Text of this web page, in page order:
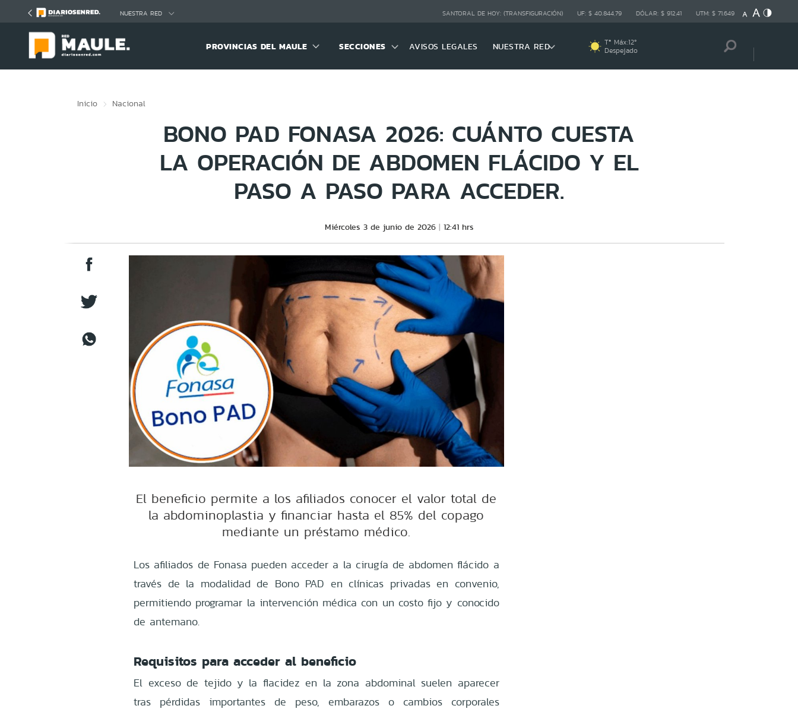
NUESTRA RED SANTORAL DE HOY: (TRANSFIGURACIÓN) UF: $ 40.844,79 DÓLAR: $ 912,41 UTM: $ 71.649
PROVINCIAS DEL MAULE SECCIONES AVISOS LEGALES NUESTRA RED Tª Máx:12º
Despejado
Inicio Nacional
BONO PAD FONASA 2026: CUÁNTO CUESTA
LA OPERACIÓN DE ABDOMEN FLÁCIDO Y EL
PASO A PASO PARA ACCEDER.
Miércoles 3 de junio de 2026 12:41 hrs
El beneficio permite a los afiliados conocer el valor total de
la abdominoplastia y financiar hasta el 85% del copago
mediante un préstamo médico.
Los afiliados de Fonasa pueden acceder a la cirugía de abdomen flácido a
través de la modalidad de Bono PAD en clínicas privadas en convenio,
permitiendo programar la intervención médica con un costo fijo y conocido
de antemano.
Requisitos para acceder al beneficio
El exceso de tejido y la flacidez en la zona abdominal suelen aparecer
tras pérdidas importantes de peso, embarazos o cambios corporales